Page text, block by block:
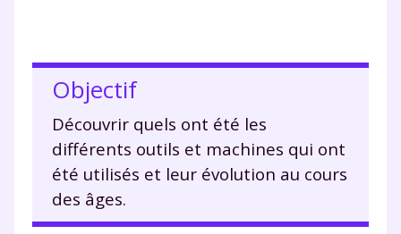
Objectif
Découvrir quels ont été les
différents outils et machines qui ont
été utilisés et leur évolution au cours
des âges.